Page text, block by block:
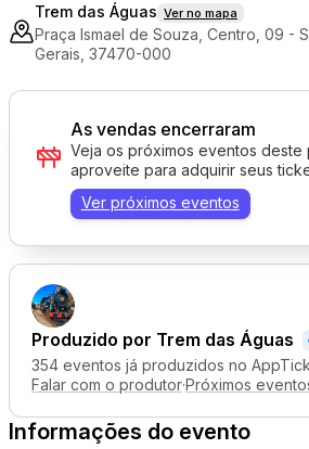
Trem das Águas Ver no mapa
Praça Ismael de Souza, Centro, 09 -
Gerais, 37470-000
Produzido por Trem das Águas
354 eventos já produzidos no
Falar com o produtor·Próximos
Informações do evento
As vendas encerraram
Veja os próximos eventos deste
aproveite para adquirir seus
Ver próximos eventos